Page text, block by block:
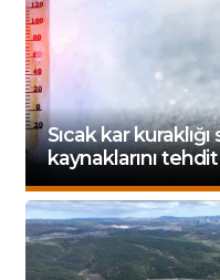
Sıcak kar kuraklığı
kaynaklarını